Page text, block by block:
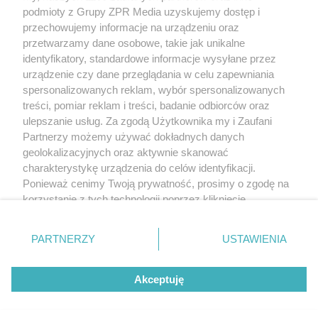
(w tym także elektroniczny lub mechaniczny) na jakimkolwiek polu
eksploatacji w jakiejkolwiek formie, włącznie z umieszczaniem w
Internecie bez pisemnej zgody właściciela praw. Jakiekolwiek użycie
lub wykorzystanie utworów w całości lub w części z naruszeniem
prawa, tzn. bez właściwej zgody, jest zabronione pod groźbą kary i
może być ścigane prawnie.
O nas
Informacje prawne
Nasze serwisy
podmioty z Grupy ZPR Media uzyskujemy dostęp i
przechowujemy informacje na urządzeniu oraz
przetwarzamy dane osobowe, takie jak unikalne
identyfikatory, standardowe informacje wysyłane przez
urządzenie czy dane przeglądania w celu zapewniania
spersonalizowanych reklam, wybór spersonalizowanych
treści, pomiar reklam i treści, badanie odbiorców oraz
ulepszanie usług. Za zgodą Użytkownika my i Zaufani
Partnerzy możemy używać dokładnych danych
geolokalizacyjnych oraz aktywnie skanować
charakterystykę urządzenia do celów identyfikacji.
Ponieważ cenimy Twoją prywatność, prosimy o zgodę na
korzystanie z tych technologii poprzez kliknięcie
zmienić/wycofać klikając przycisk ustawień prywatności
znajdujący się w lewym dolnym rogu strony
rodzaje przetwarzania danych nie wymagają zgody
użytkownika, ale masz prawo sprzeciwić się takiemu
przetwarzaniu. Preferencje będą miały zastosowanie tylko
PARTNERZY USTAWIENIA
Akceptuję